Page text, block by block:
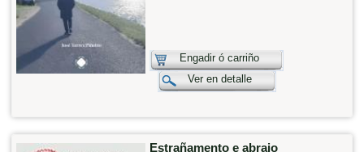
Engadir ó carriño
Ver en detalle
Estrañamento e abraio